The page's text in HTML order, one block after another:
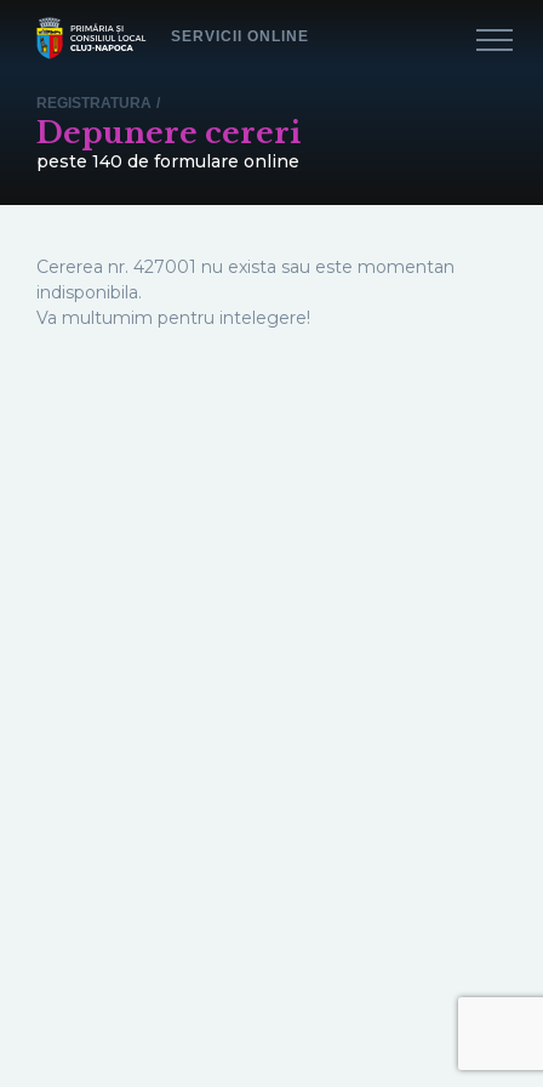
SERVICII ONLINE
REGISTRATURA /
Depunere cereri
peste 140 de formulare online
Cererea nr. 427001 nu exista sau este momentan
indisponibila.
Va multumim pentru intelegere!